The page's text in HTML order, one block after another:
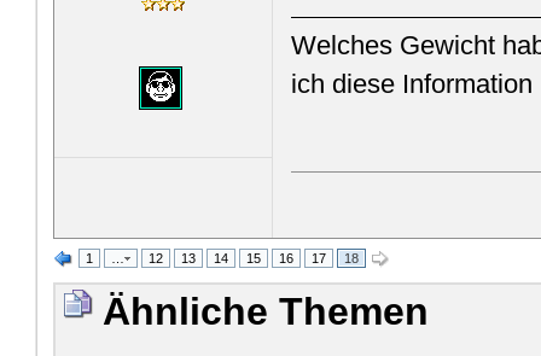
Welches Gewicht
ich diese
1 … 12 13 14 15 16 17 18
Ähnliche Themen